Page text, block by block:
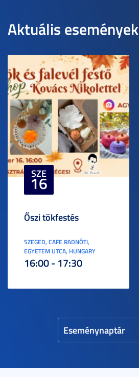
Aktuális események
Eseménynaptár
SZE
16
Őszi tökfestés
SZEGED, CAFE RADNÓTI,
EGYETEM UTCA, HUNGARY
16:00 - 17:30